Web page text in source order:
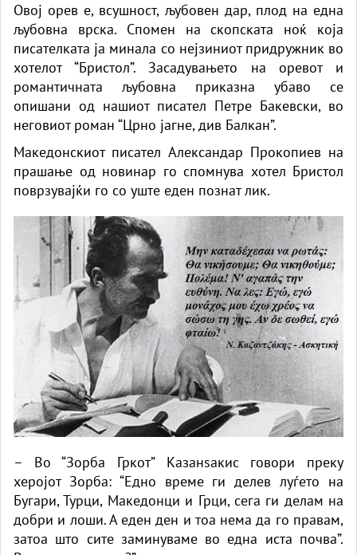
Овој орев е, всушност, љубовен дар, плод на една
љубовна врска. Спомен на скопската ноќ која
писателката ја минала со нејзиниот придружник во
хотелот “Бристол”. Засадувањето на оревот и
романтичната љубовна приказна убаво се
опишани од нашиот писател Петре Бакевски, во
неговиот роман “Црно јагне, див Балкан”.
Македонскиот писател Александар Прокопиев на
прашање од новинар го спомнува хотел Бристол
поврзувајќи го со уште еден познат лик.
– Во “Зорба Гркот” Казанѕакис говори преку
херојот Зорба: “Едно време ги делев луѓето на
Бугари, Турци, Македонци и Грци, сега ги делам на
добри и лоши. А еден ден и тоа нема да го правам,
затоа што сите заминуваме во една иста почва”.